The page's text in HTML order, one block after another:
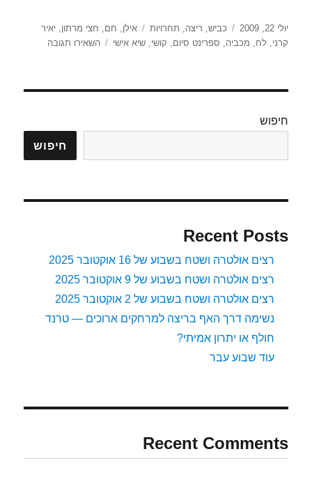
פורסם
בתאריך
יולי 22, 2009 קטגוריות
כביש, ריצה, תחרויות תגיות
אילן, חם, חצי מרתון,יאיר
קרני,לח, מכביה, ספרינט סיום, קושי,שיא אישי השאירו תגובה
מרתון
נתניה
–
חיפוש
חיפוש
Recent Posts
רצים אולטרה ושטח בשבוע של 16 אוקטובר 2025
רצים אולטרה ושטח בשבוע של 9 אוקטובר 2025
רצים אולטרה ושטח בשבוע של 2 אוקטובר 2025
נשימה דרך האף בריצה למרחקים ארוכים — טרנד
חולף או יתרון אמיתי?
עוד שבוע עבר
Recent Comments